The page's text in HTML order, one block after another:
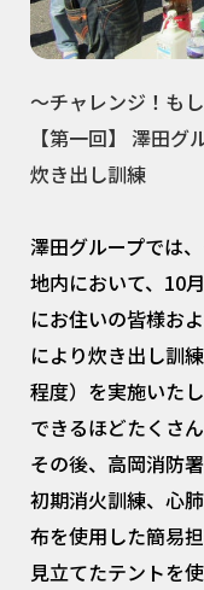
～チャレンジ！も
【第一回】 澤田グ
炊き出し訓練
澤田グループでは
地内において、10
にお住いの皆様お
により炊き出し訓
程度）を実施いた
できるほどたくさ
その後、高岡消防
初期消火訓練、心
布を使用した簡易
見立てたテントを